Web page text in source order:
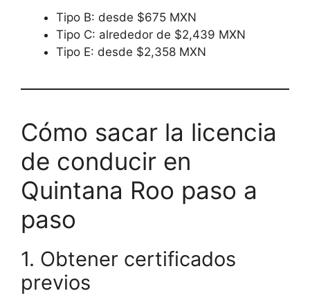
Tipo B: desde $675 MXN
Tipo C: alrededor de $2,439 MXN
Tipo E: desde $2,358 MXN
Cómo sacar la licencia
de conducir en
Quintana Roo paso a
paso
1. Obtener certificados
previos